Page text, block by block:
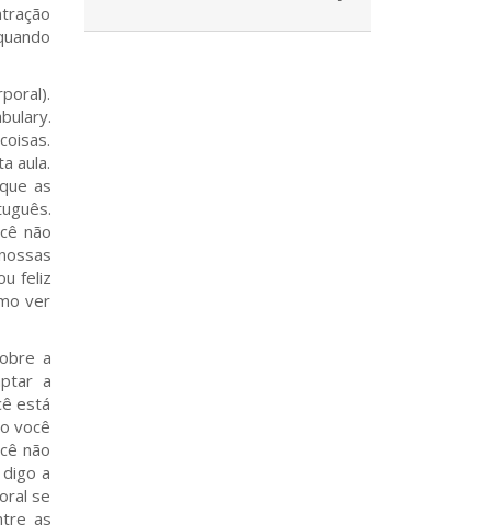
aula.
as
não
feliz
ver
a
a
está
você
não
a
se
as